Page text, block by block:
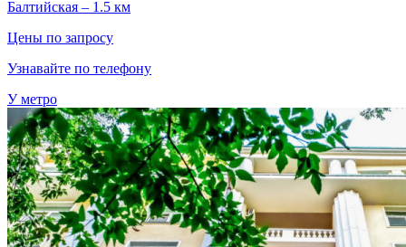
Балтийская – 1.5 км
Цены по запросу
Узнавайте по телефону
У метро